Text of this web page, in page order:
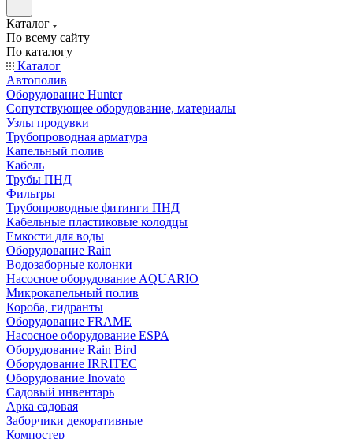
Каталог
По всему сайту
По каталогу
Каталог
Автополив
Оборудование Hunter
Сопутствующее оборудование, материалы
Узлы продувки
Трубопроводная арматура
Капельный полив
Кабель
Трубы ПНД
Фильтры
Трубопроводные фитинги ПНД
Кабельные пластиковые колодцы
Емкости для воды
Оборудование Rain
Водозаборные колонки
Насосное оборудование AQUARIO
Микрокапельный полив
Короба, гидранты
Оборудование FRAME
Насосное оборудование ESPA
Оборудование Rain Bird
Оборудование IRRITEC
Оборудование Inovato
Садовый инвентарь
Арка садовая
Заборчики декоративные
Компостер